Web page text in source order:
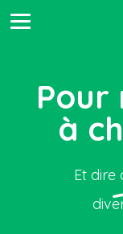
Pour
à
Et dire